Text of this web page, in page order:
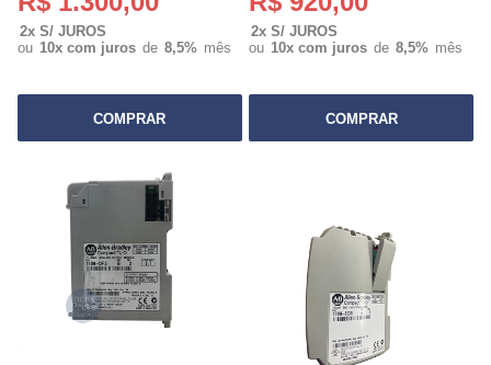
2x S/ JUROS
ou 10x com juros de 8,5% mês
COMPRAR
2x S/ JUROS
ou 10x com juros de 8,5% mês
COMPRAR